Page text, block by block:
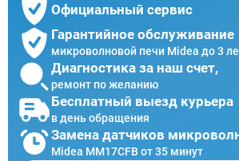
Официальный сервис
Гарантийное обслуживание
микроволновой печи Midea до 3
Диагностика за наш счет,
ремонт по желанию
Бесплатный выезд курьера
в день обращения
Замена датчиков
Midea MM17CFB от 35 минут